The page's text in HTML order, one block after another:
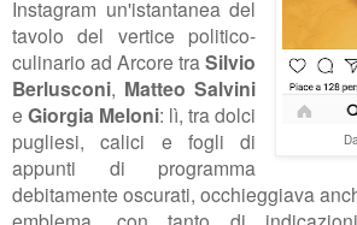
Instagram un'istantanea del
tavolo del vertice politico-
culinario ad Arcore traSilvio
Berlusconi, Matteo Salvini
eGiorgia Meloni: lì, tra dolci
pugliesi, calici e fogli di
appunti di programma
debitamente oscurati, occhieggiava